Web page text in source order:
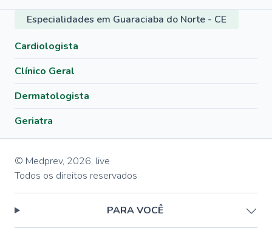
Especialidades em Guaraciaba do Norte - CE
Cardiologista
Clínico Geral
Dermatologista
Geriatra
© Medprev, 2026, live
Todos os direitos reservados
PARA VOCÊ